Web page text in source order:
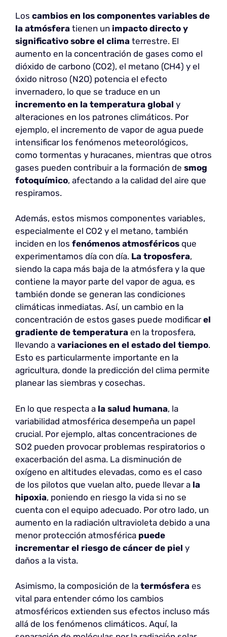
Los cambios en los componentes variables de
la atmósfera tienen un impacto directo y
significativo sobre el clima terrestre. El
aumento en la concentración de gases como el
dióxido de carbono (CO2), el metano (CH4) y el
óxido nitroso (N2O) potencia el efecto
invernadero, lo que se traduce en un
incremento en la temperatura global y
alteraciones en los patrones climáticos. Por
ejemplo, el incremento de vapor de agua puede
intensificar los fenómenos meteorológicos,
como tormentas y huracanes, mientras que otros
gases pueden contribuir a la formación de smog
fotoquímico, afectando a la calidad del aire que
respiramos.
Además, estos mismos componentes variables,
especialmente el CO2 y el metano, también
inciden en los fenómenos atmosféricos que
experimentamos día con día. La troposfera,
siendo la capa más baja de la atmósfera y la que
contiene la mayor parte del vapor de agua, es
también donde se generan las condiciones
climáticas inmediatas. Así, un cambio en la
concentración de estos gases puede modificarel
gradiente de temperatura en la troposfera,
llevando a variaciones en el estado del tiempo.
Esto es particularmente importante en la
agricultura, donde la predicción del clima permite
planear las siembras y cosechas.
En lo que respecta a la salud humana, la
variabilidad atmosférica desempeña un papel
crucial. Por ejemplo, altas concentraciones de
SO2 pueden provocar problemas respiratorios o
exacerbación del asma. La disminución de
oxígeno en altitudes elevadas, como es el caso
de los pilotos que vuelan alto, puede llevar a la
hipoxia, poniendo en riesgo la vida si no se
cuenta con el equipo adecuado. Por otro lado, un
aumento en la radiación ultravioleta debido a una
menor protección atmosférica puede
incrementar el riesgo de cáncer de piel y
daños a la vista.
Asimismo, la composición de la termósfera es
vital para entender cómo los cambios
atmosféricos extienden sus efectos incluso más
allá de los fenómenos climáticos. Aquí, la